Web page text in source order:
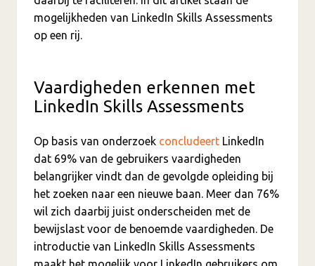
mogelijkheden van LinkedIn Skills Assessments
op een rij.
Vaardigheden erkennen met
LinkedIn Skills Assessments
Op basis van onderzoek concludeert LinkedIn
dat 69% van de gebruikers vaardigheden
belangrijker vindt dan de gevolgde opleiding bij
het zoeken naar een nieuwe baan. Meer dan 76%
wil zich daarbij juist onderscheiden met de
bewijslast voor de benoemde vaardigheden. De
introductie van LinkedIn Skills Assessments